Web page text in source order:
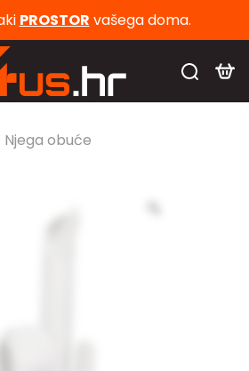
PROSTOR vašega doma.
Njega obuće